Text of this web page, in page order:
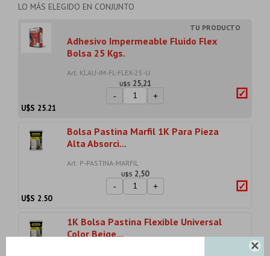

LO MÁS ELEGIDO EN CONJUNTO
Adhesivo Impermeable Fluido Flex
Bolsa 25 Kgs.
Art: KLAU-IM-FL-FLEX-25-U
U$S 25,21
- +
U$S 25.21
Bolsa Pastina Marfil 1K Para Pieza
Alta Absorci...
Art: P-PASTINA-MARFIL
U$S 2,50
- +
U$S 2.50
1K Bolsa Pastina Flexible Universal
Color Beige...